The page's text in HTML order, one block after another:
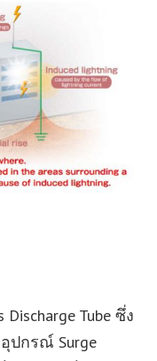
Tube ซึ่ง
ปกรณ์ Surge